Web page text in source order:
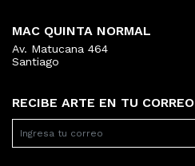
RECIBE ARTE EN TU CORREO
MAC QUINTA NORMAL
Av. Matucana 464
Santiago